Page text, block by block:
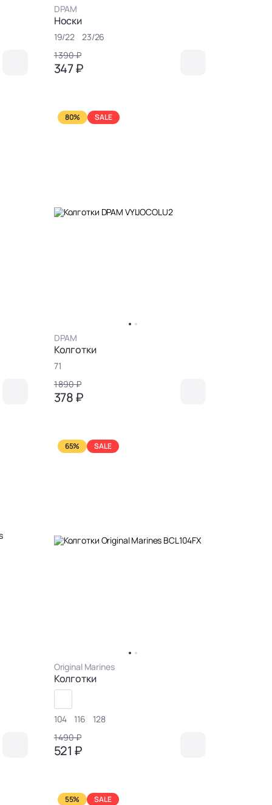
DPAM
Носки
19/22
23/26
1 390 ₽
347 ₽
80% SALE
DPAM
Колготки
71
1 890 ₽
378 ₽
65% SALE
Original Marines
Колготки
104 116
128
1 490 ₽
521 ₽
55% SALE